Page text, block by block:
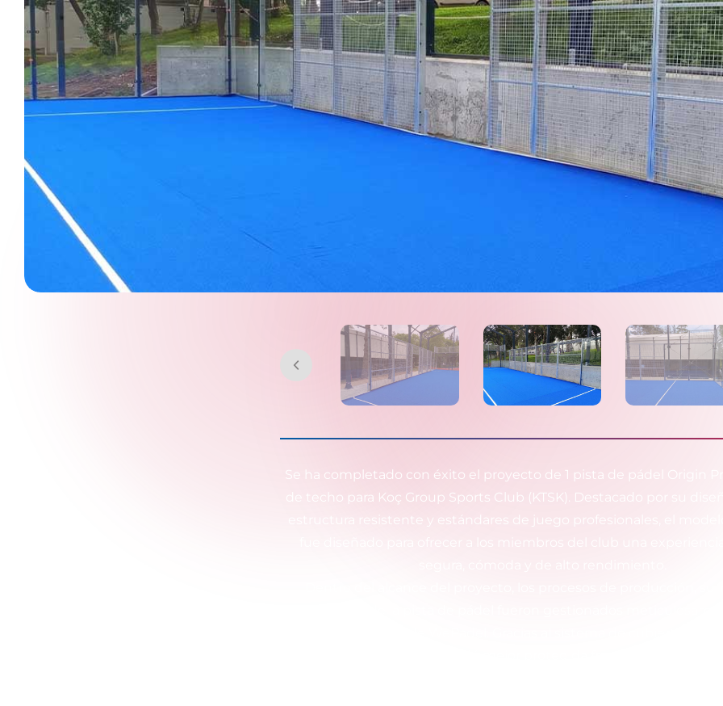
Se ha completado con éxito el proyecto de 1 pista de pádel Origin
de techo para Koç Group Sports Club (KTSK). Destacado por su
estructura resistente y estándares de juego profesionales, el